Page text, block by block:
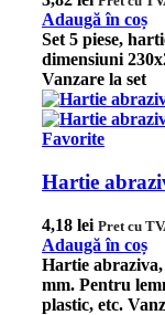
Adaugă în coș
Set 5 piese,
dimensiuni
Vanzare la set
Favorite
Hartie
4,18 lei Pret cu
Adaugă în coș
Hartie
mm. Pentru
plastic, etc.